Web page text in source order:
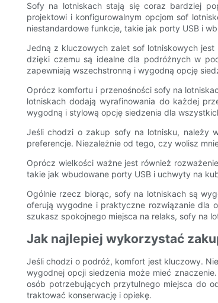
Sofy na lotniskach stają się coraz bardziej
projektowi i konfigurowalnym opcjom sof
niestandardowe funkcje, takie jak porty USB i
Jedną z kluczowych zalet sof lotniskowych
dzięki czemu są idealne dla podróżnych w
zapewniają wszechstronną i wygodną opcję
Oprócz komfortu i przenośności sofy na
lotniskach dodają wyrafinowania do każdej
wygodną i stylową opcję siedzenia dla
Jeśli chodzi o zakup sofy na lotnisku, należy
preferencje. Niezależnie od tego, czy wolisz
Oprócz wielkości ważne jest również
takie jak wbudowane porty USB i uchwyty na
Ogólnie rzecz biorąc, sofy na lotniskach są
oferują wygodne i praktyczne rozwiązanie dla
szukasz spokojnego miejsca na relaks, sofy na
Jak najlepiej wykorzystać
Jeśli chodzi o podróż, komfort jest kluczowy.
wygodnej opcji siedzenia może mieć
osób potrzebujących przytulnego miejsca do
traktować konserwację i opiekę.